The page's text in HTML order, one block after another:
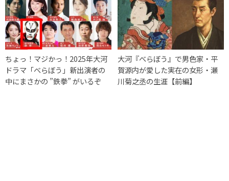
ちょっ！マジかっ！2025年大河
ドラマ「べらぼう」新出演者の
中にまさかの ”鉄拳” がいるぞ
大河『べらぼう』で男色家・平
賀源内が愛した実在の女形・瀬
川菊之丞の生涯【前編】